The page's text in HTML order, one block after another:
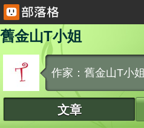
舊金山T小姐
作家：舊金山T小姐
文章